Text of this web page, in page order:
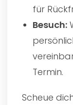
für
Besuch:
Termin.
Scheue